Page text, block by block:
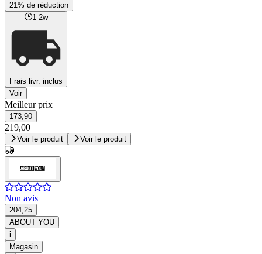
21% de réduction
1-2w
Frais livr. inclus
Voir
Meilleur prix
173,90
219,00
Voir le produit Voir le produit
Non avis
204,25
ABOUT YOU
i
Magasin